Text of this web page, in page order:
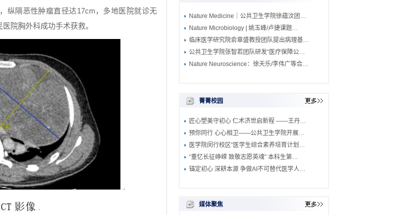
纵隔恶性肿瘤直径达17cm，多地医院就诊无
院胸外科成功手术获救。
Nature Medicine｜公共卫生学院徐蕴汶团…
Nature Microbiology | 姚玉峰/卢捷课题…
临床医学研究院俞章盛教授团队提出病理基…
公共卫生学院张智若团队研发“医疗保障公…
Nature Neuroscience：徐天乐/李伟广等合…
菁菁校园
匠心塑美守初心 仁术济世启新程 ——王丹…
预你同行 心心相卫——公共卫生学院开展…
医学院闵行校区“医学生综合素养培育计划…
“重忆长征峥嵘 致敬志愿英魂” 本科生第…
锚定初心 深耕本源 争做AI不可替代医学人…
媒体聚焦